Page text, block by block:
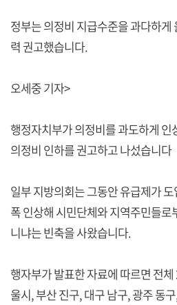
정부는 의정비 지급수준을 과다하게
력 권고했습니다.
오세중 기자>
행정자치부가 의정비를 과도하게 인
의정비 인하를 권고하고 나섰습니다
일부 지방의회는 그동안 유급제가
폭 인상해 시민단체와 지역주민들
니냐는 빈축을 사왔습니다.
행자부가 발표한 자료에 따르면 전
울시, 부산 진구, 대구 남구, 광주 동